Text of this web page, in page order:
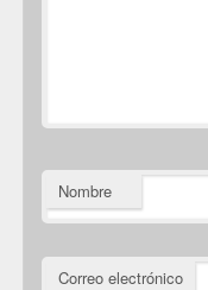
Nombre
Correo electrónico